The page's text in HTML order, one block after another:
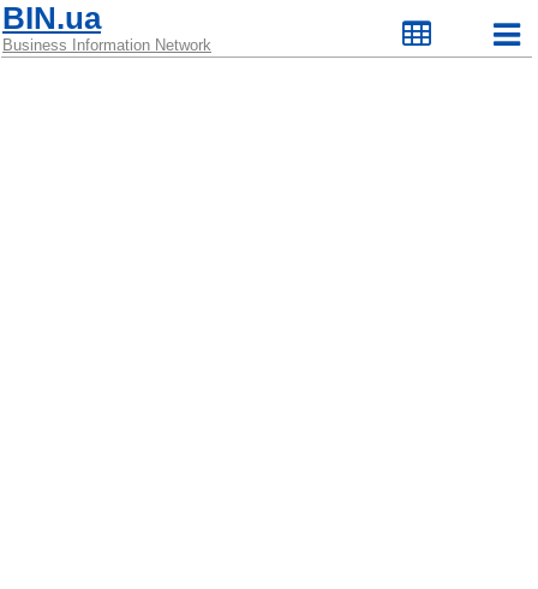
BIN.ua
Business Information Network